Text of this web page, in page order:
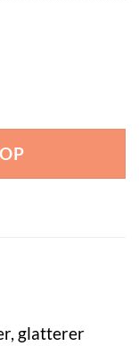
glatterer